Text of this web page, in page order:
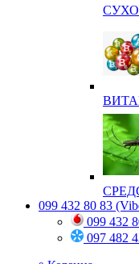
099 432 80 83
099 432
097 482